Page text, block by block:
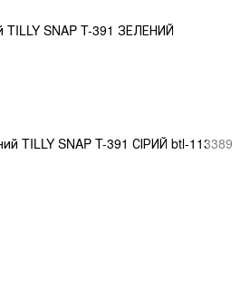
TILLY SNAP T-391 ЗЕЛЕНИЙ